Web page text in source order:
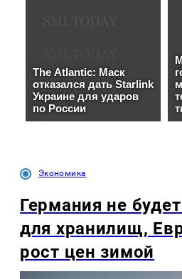
Экономика
Германия не
для хранилищ,
рост цен зимой